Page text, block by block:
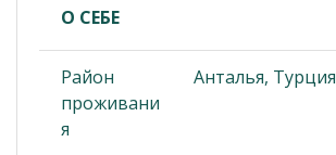
О СЕБЕ
Район
проживани
я
Анталья, Турция